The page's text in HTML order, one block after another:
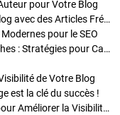
pour Votre Blog
Stratégies de Publication : Boostez Votre Blog avec des Articles Fréquents et Exclusifs
pour le SEO
Enrichir Vos Articles avec des Contenus Riches : Stratégies pour Captiver et Optimiser
de Votre Blog
est la clé du succès !
Optimisation SEO des Articles : Stratégies pour Améliorer la Visibilité de Votre Blog